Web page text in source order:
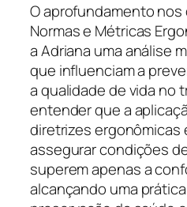
O aprofundamento
Normas e Métricas
a Adriana uma análise
que influenciam a
a qualidade de vida no
entender que a
diretrizes ergonômicas
assegurar condições
superem apenas a
alcançando uma